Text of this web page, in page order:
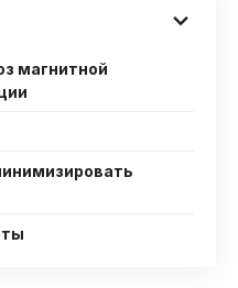
магнитной